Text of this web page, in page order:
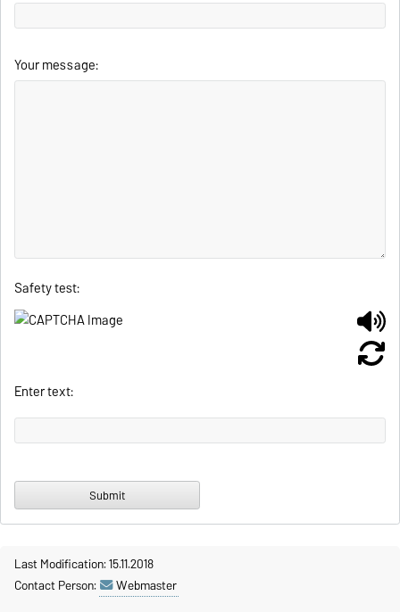
Your message:
Safety test:
Enter text:
Last Modification: 15.11.2018
Contact Person:
Webmaster